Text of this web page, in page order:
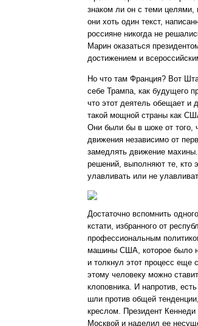
знаком ли он с теми целями,
они хоть один текст,
россияне никогда не
Марин оказаться
достижением и
Но что там Франция? Вот
себе Трампа, как будущего
что этот деятель обещает и
такой мощной страны как
Они были бы в шоке от того,
движения независимо от
замедлять движение
решений, выполняют те, кто
улавливать или не
Достаточно вспомнить
кстати, избранного от
профессиональным
машины США, которое было
и толкнул этот процесс еще
этому человеку можно
клоповника. И напротив,
шли против общей
креслом. Президент
Москвой и наделил ее